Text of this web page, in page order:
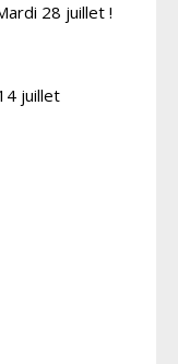
28 juillet !
juillet